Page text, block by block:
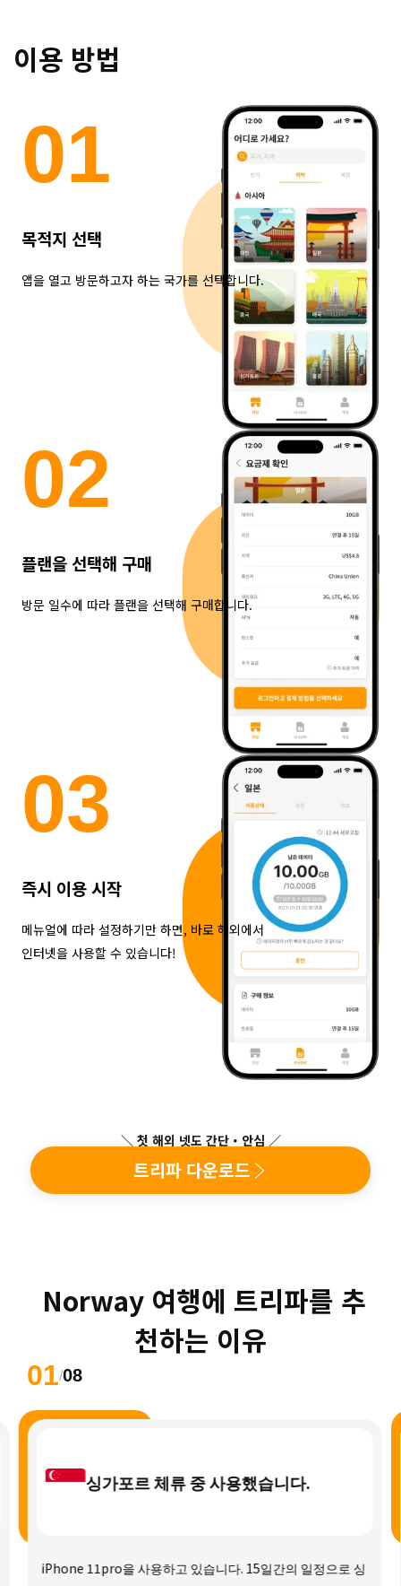
이용 방법
01
목적지 선택
앱을 열고 방문하고자 하는 국가를 선택합니다.
02
플랜을 선택해 구매
방문 일수에 따라 플랜을 선택해 구매합니다.
03
즉시 이용 시작
메뉴얼에 따라 설정하기만 하면, 바로 해외에서
인터넷을 사용할 수 있습니다!
＼ 첫 해외 넷도 간단・안심 ／
트리파 다운로드
천하는 이유
01/08
싱가포르 체류 중 사용했습니다.
iPhone 11pro을 사용하고 있습니다. 15일간의 일정으로 싱